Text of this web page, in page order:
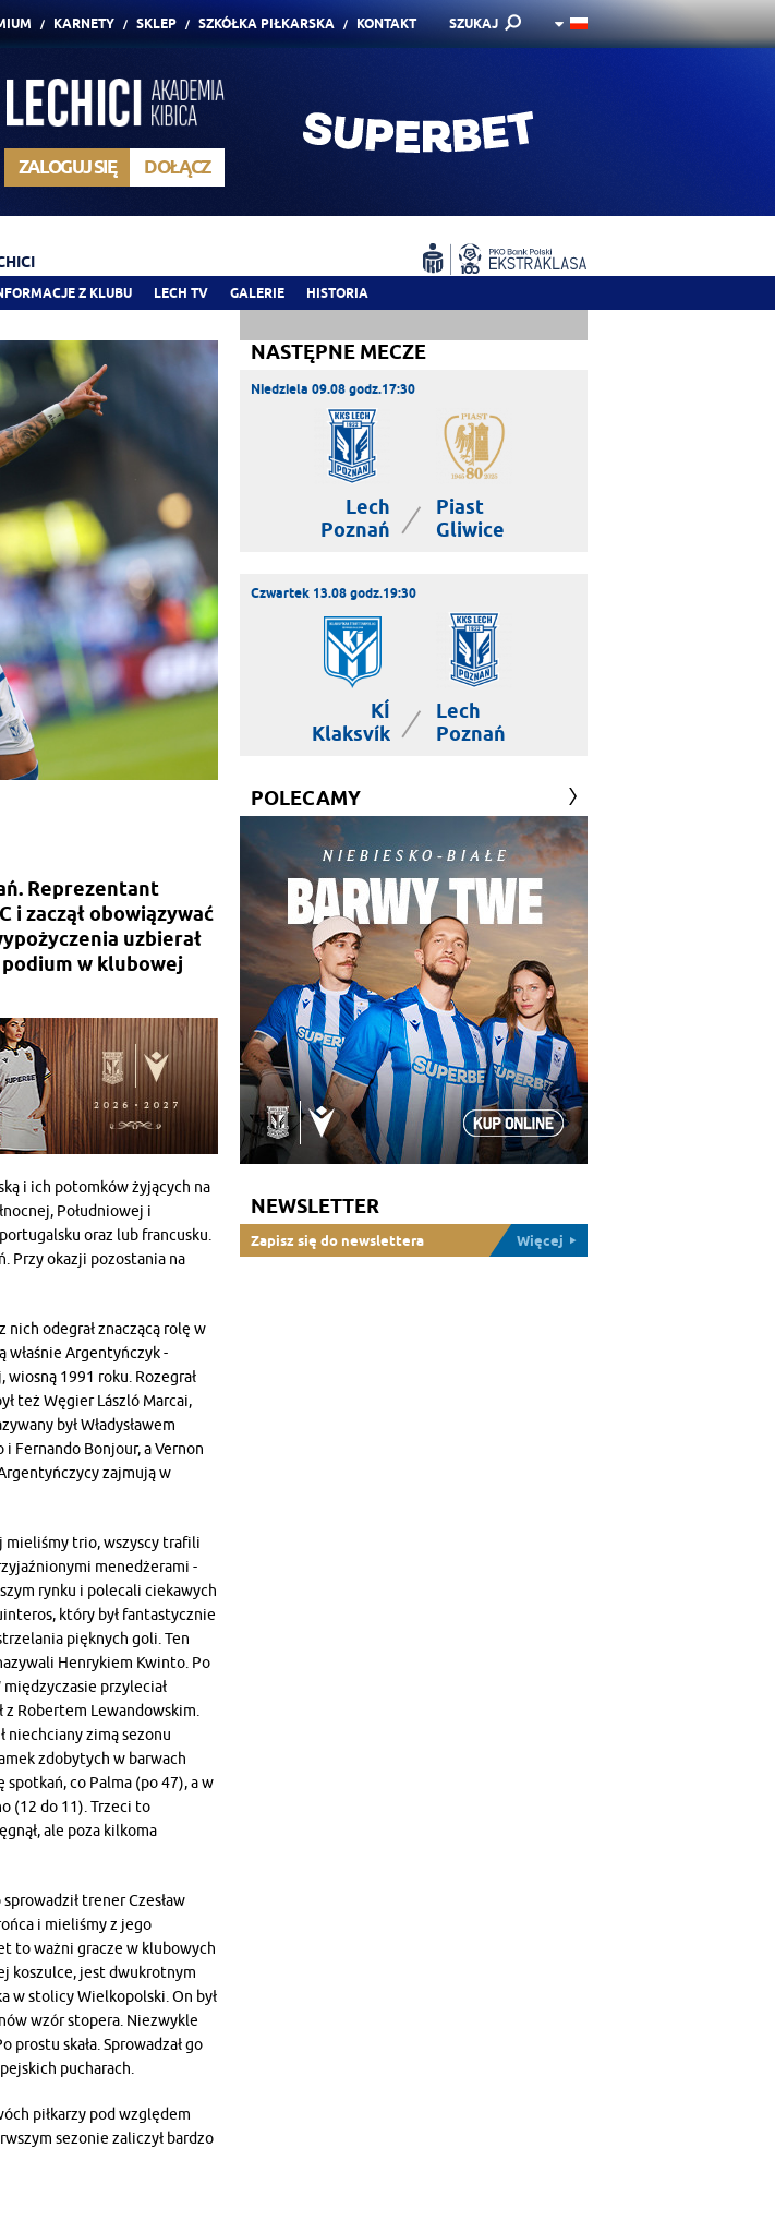
KARNETY SKLEP SZKÓŁKA PIŁKARSKA KONTAKT SZUKAJ
ZALOGUJ SIĘ DOŁĄCZ
Z KLUBU LECH TV GALERIE HISTORIA
Reprezentant
i zaczął obowiązywać
uzbierał
w klubowej
i ich potomków żyjących na
Południowej i
oraz lub francusku.
Przy okazji pozostania na
odegrał znaczącą rolę w
właśnie Argentyńczyk -
1991 roku. Rozegrał
też Węgier László Marcai,
był Władysławem
Fernando Bonjour, a Vernon
zajmują w
mieliśmy trio, wszyscy trafili
menedżerami -
rynku i polecali ciekawych
który był fantastycznie
pięknych goli. Ten
Henrykiem Kwinto. Po
przyleciał
z Robertem Lewandowskim.
niechciany zimą sezonu
zdobytych w barwach
co Palma (po 47), a w
(12 do 11). Trzeci to
ale poza kilkoma
trener Czesław
i mieliśmy z jego
to ważni gracze w klubowych
koszulce, jest dwukrotnym
w stolicy Wielkopolski. On był
wzór stopera. Niezwykle
skała. Sprowadzał go
pucharach.
piłkarzy pod względem
sezonie zaliczył bardzo
NASTĘPNE MECZE
Niedziela 09.08 godz.17:30
Lech
Poznań
|
Piast
Gliwice
Czwartek 13.08 godz.19:30
KÍ
Klaksvík
|
Lech
Poznań
POLECAMY
NEWSLETTER
Zapisz się do newslettera Więcej